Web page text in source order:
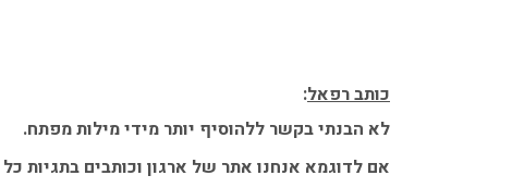
כותב רפאל:
לא הבנתי בקשר ללהוסיף יותר מידי מילות מפתח.
אם לדוגמא אנחנו אתר של ארגון וכותבים בתגיות